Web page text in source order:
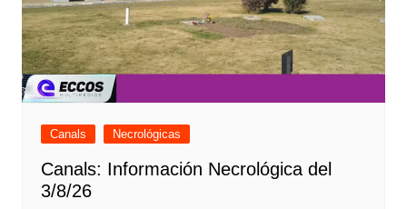
Canals Necrológicas
Canals: Información Necrológica del
3/8/26